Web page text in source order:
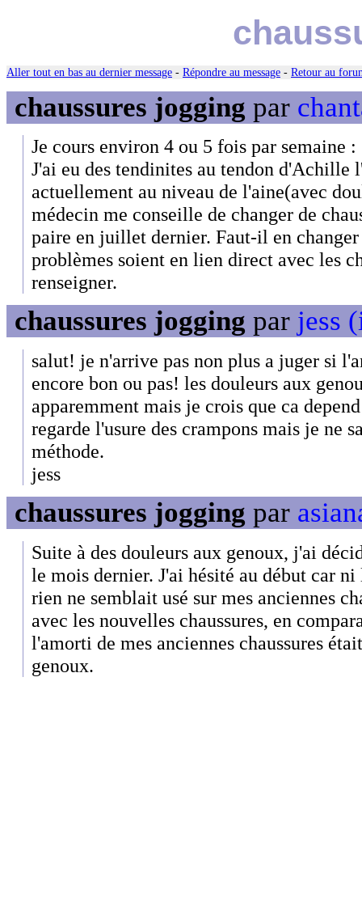
Aller tout en bas au dernier message - Répondre au message - Retour au
chaussures jogging par
Je cours environ 4 ou 5 fois par semaine
J'ai eu des tendinites au tendon d'Achille
actuellement au niveau de l'aine(avec
médecin me conseille de changer de
paire en juillet dernier. Faut-il en changer
problèmes soient en lien direct avec les
renseigner.
chaussures jogging par jess
salut! je n'arrive pas non plus a juger si
encore bon ou pas! les douleurs aux
apparemment mais je crois que ca
regarde l'usure des crampons mais je ne
méthode.
jess
chaussures jogging par
Suite à des douleurs aux genoux, j'ai
le mois dernier. J'ai hésité au début car ni
rien ne semblait usé sur mes anciennes
avec les nouvelles chaussures, en
l'amorti de mes anciennes chaussures
genoux.